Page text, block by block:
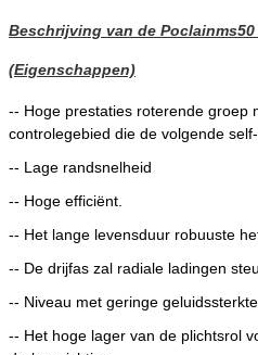
Beschrijving van de
(Eigenschappen)
-- Hoge prestaties roterende groep
controlegebied die de volgende
-- Lage randsnelheid
-- Hoge efficiënt.
-- Het lange levensduur robuuste
-- De drijfas zal radiale ladingen
-- Niveau met geringe geluidssterkte.
-- Het hoge lager van de plichtsrol